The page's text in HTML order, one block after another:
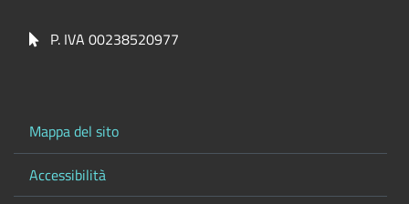
P. IVA 00238520977
Mappa del sito
Accessibilità